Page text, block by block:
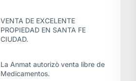
VENTA DE EXCELENTE
PROPIEDAD EN SANTA FE
CIUDAD.
La Anmat autorizò venta libre de
Medicamentos.